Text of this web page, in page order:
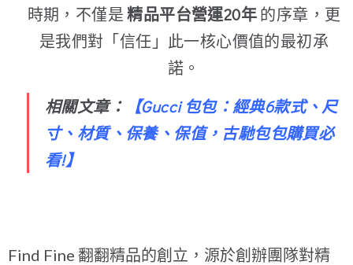
時期，不僅是精品平台營運20年的序章，更
是我們對「信任」此一核心價值的最初承
諾。
相關文章：
【Gucci 包包：經典6款式、尺
寸、材質、保養、保值，古馳包包購買必
看!】
Find Fine 翻翻精品的創立，源於創辦團隊對精